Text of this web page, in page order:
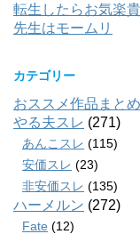
転生したらお気楽
先生はモームリ
カテゴリー
おススメ作品まとめ
やる夫スレ (271)
あんこスレ (115)
安価スレ (23)
非安価スレ (135)
ハーメルン (272)
Fate (12)